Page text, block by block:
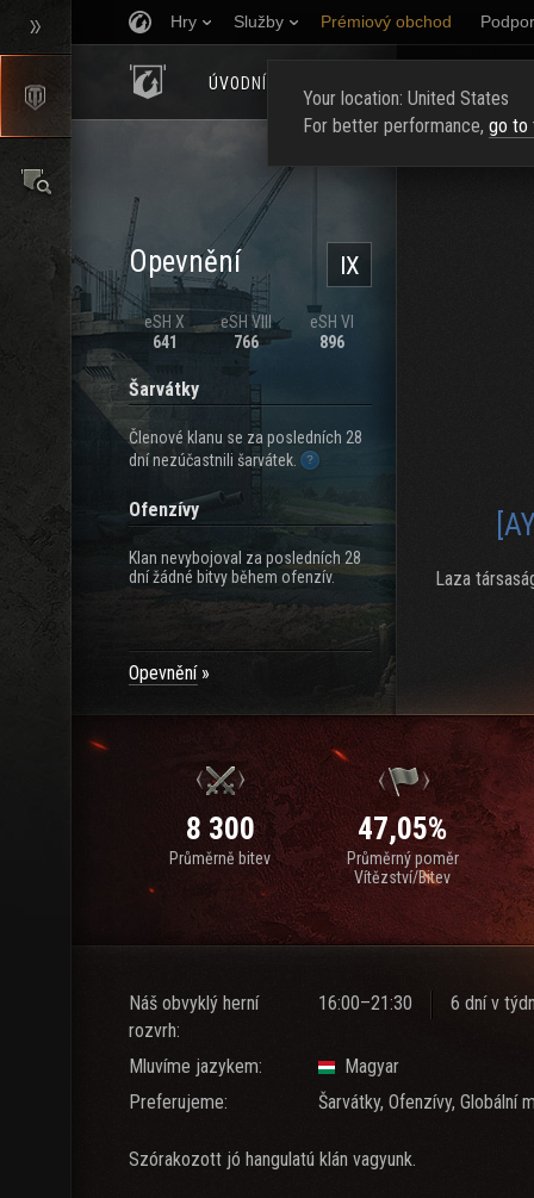
Hry Služby Prémiový obchod
ÚVODNÍ STRÁNKA
IX
Opevnění
eSH X
641
eSH VIII
766
eSH VI
896
Šarvátky
Členové klanu se za posledních 28
dní nezúčastnili šarvátek.
Ofenzívy
Klan nevybojoval za posledních 28
dní žádné bitvy během ofenzív.
Opevnění
Laza
8 300
Průměrně bitev
47,05%
Průměrný poměr
Vítězství/Bitev
Náš obvyklý herní
rozvrh:
16:00–21:30 6 dní v
Mluvíme jazykem:
Magyar
Preferujeme:
Šarvátky, Ofenzívy, Globální
Szórakozott jó hangulatú klán vagyunk.
Your location: United States
For better performance, go to